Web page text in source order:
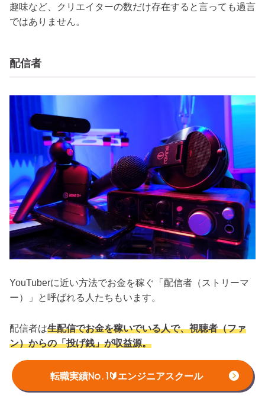
転職実績No.1🔰エンジニアスクール
趣味など、クリエイターの数だけ存在すると言っても過言
ではありません。
配信者
YouTuberに近い方法でお金を稼ぐ「配信者（ストリーマ
ー）」と呼ばれる人たちもいます。
配信者は生配信でお金を稼いでいる人で、視聴者（ファ
ン）からの「投げ銭」が収益源。
有名な配信者になると、1回の放送で数万〜数十万円の投
げ銭をもらうことも。